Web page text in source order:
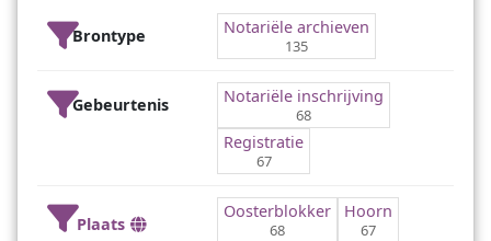
Brontype Notariële archieven
135
Gebeurtenis Notariële inschrijving
68
Registratie
67
Plaats
Oosterblokker
68
Hoorn
67